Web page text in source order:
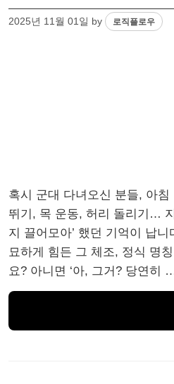
2025년 11월 01일 by 로직플로우
혹시 군대 다녀오신 분들, 아침
뛰기, 목 운동, 허리 돌리기…
지 끌어모아’ 했던 기억이 납
묘하게 힘든 그 체조, 정식 명
요? 아니면 ‘아, 그거? 당연히